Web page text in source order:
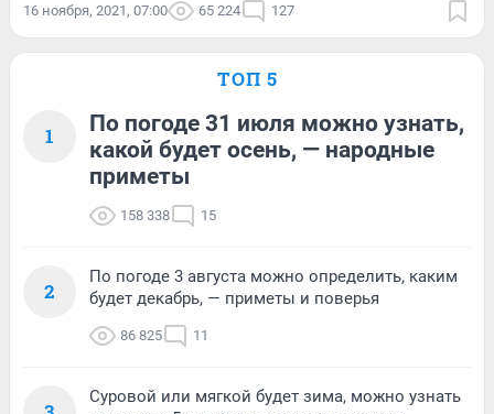
16 ноября, 2021, 07:00 65 224 127
ТОП 5
1
По погоде 31 июля можно узнать,
какой будет осень, — народные
приметы
158 338 15
2
По погоде 3 августа можно определить, каким
будет декабрь, — приметы и поверья
86 825 11
Суровой или мягкой будет зима, можно узнать